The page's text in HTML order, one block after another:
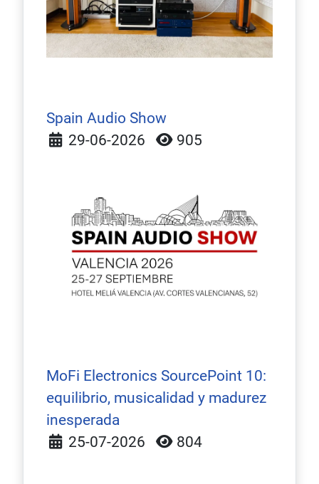
Spain Audio Show
Detalles
29-06-2026 905
MoFi Electronics SourcePoint 10:
equilibrio, musicalidad y madurez
inesperada
Detalles
25-07-2026 804